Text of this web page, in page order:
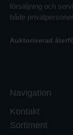
försäljning och
både
Auktoriserad
Navigation
Kontakt
Sortiment